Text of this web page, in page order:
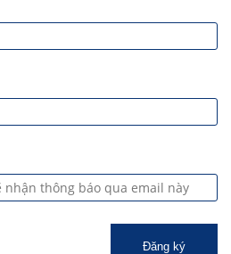
Đăng ký